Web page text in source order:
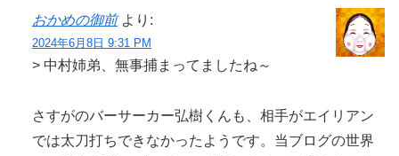
おかめの御前 より:
2024年6月8日 9:31 PM
> 中村姉弟、無事捕まってましたね～
さすがのバーサーカー弘樹くんも、相手がエイリアン
では太刀打ちできなかったようです。当ブログの世界